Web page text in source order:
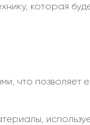
которая
что позволяет